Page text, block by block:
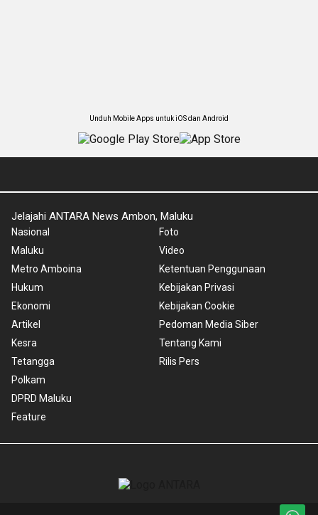
Unduh Mobile Apps untuk iOS dan Android
Jelajahi ANTARA News Ambon, Maluku
Nasional
Maluku
Metro Amboina
Hukum
Ekonomi
Artikel
Kesra
Tetangga
Polkam
DPRD Maluku
Feature
Foto
Video
Ketentuan Penggunaan
Kebijakan Privasi
Kebijakan Cookie
Pedoman Media Siber
Tentang Kami
Rilis Pers